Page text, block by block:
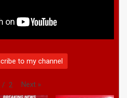
to my channel
/ 2 Next »